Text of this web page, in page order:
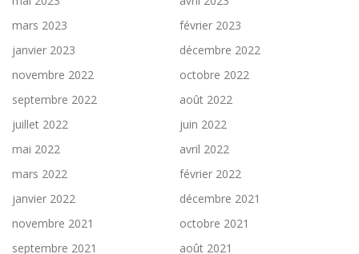
mars 2023
février 2023
janvier 2023
décembre 2022
novembre 2022
octobre 2022
septembre 2022
août 2022
juillet 2022
juin 2022
mai 2022
avril 2022
mars 2022
février 2022
janvier 2022
décembre 2021
novembre 2021
octobre 2021
septembre 2021
août 2021